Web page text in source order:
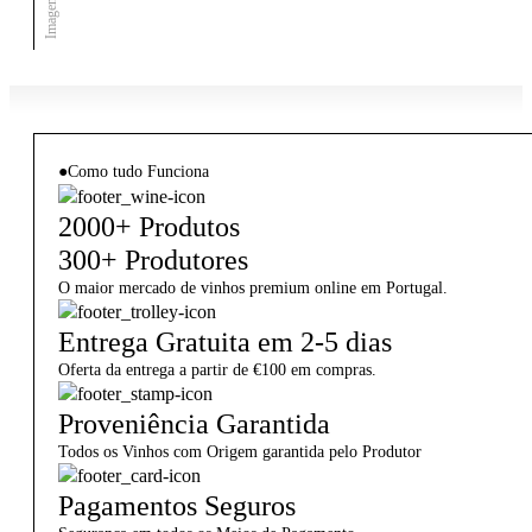
●Como tudo Funciona
2000+ Produtos
300+ Produtores
O maior mercado de vinhos premium online em Portugal.
Entrega Gratuita em 2-5 dias
Oferta da entrega a partir de €100 em compras.
Proveniência Garantida
Todos os Vinhos com Origem garantida pelo Produtor
Pagamentos Seguros